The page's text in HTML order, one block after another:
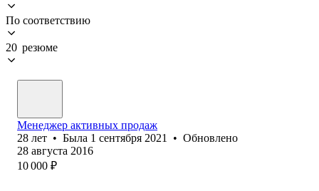
По соответствию
20 резюме
Менеджер активных продаж
28 лет • Была 1 сентября 2021 • Обновлено
28 августа 2016
10 000 ₽